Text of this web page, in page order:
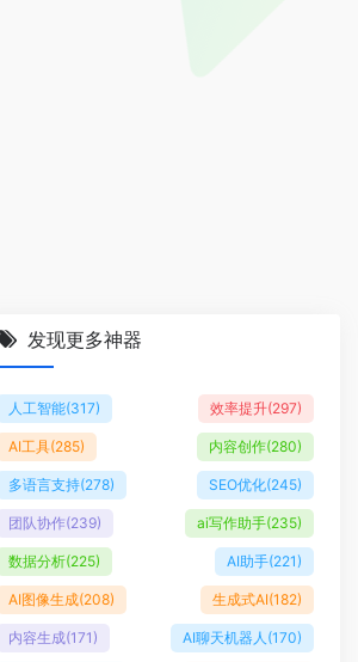
发现更多神器
人工智能(317) 效率提升(297)
AI工具(285) 内容创作(280)
多语言支持(278) SEO优化(245)
团队协作(239) ai写作助手(235)
数据分析(225) AI助手(221)
AI图像生成(208) 生成式AI(182)
内容生成(171) AI聊天机器人 (170)